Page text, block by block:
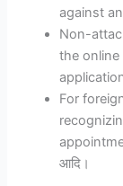
against
Non-
the online
For
आदि।